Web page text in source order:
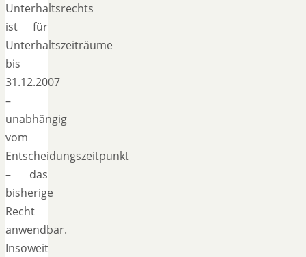
Unterhaltsrechts
ist für
Unterhaltszeiträume
bis
31.12.2007
–
unabhängig
vom
Entscheidungszeitpunkt
– das
bisherige
Recht
anwendbar.
Insoweit